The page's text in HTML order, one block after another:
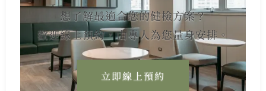
想了解最適合您的健檢方案？
歡迎線上預約，由專人為您量身安排。
立即線上預約